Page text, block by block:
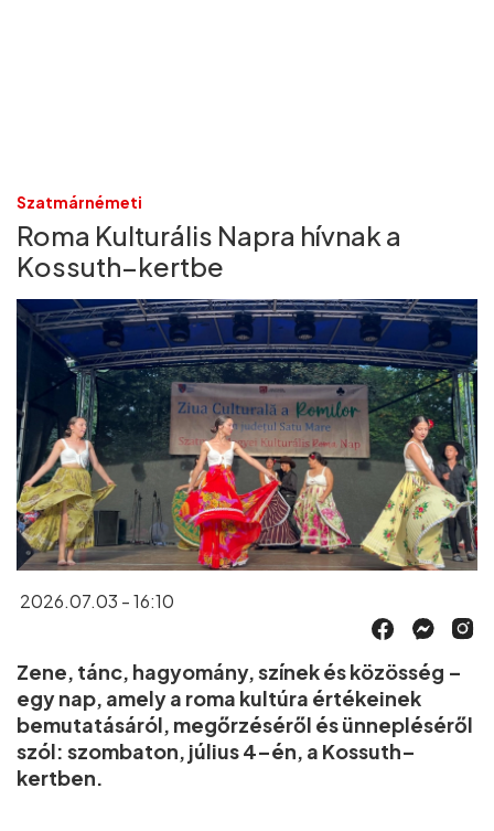
Szatmárnémeti
Roma Kulturális Napra hívnak a
Kossuth–kertbe
2026.07.03 - 16:10
Zene, tánc, hagyomány, színek és közösség –
egy nap, amely a roma kultúra értékeinek
bemutatásáról, megőrzéséről és ünnepléséről
szól: szombaton, július 4–én, a Kossuth–
kertben.